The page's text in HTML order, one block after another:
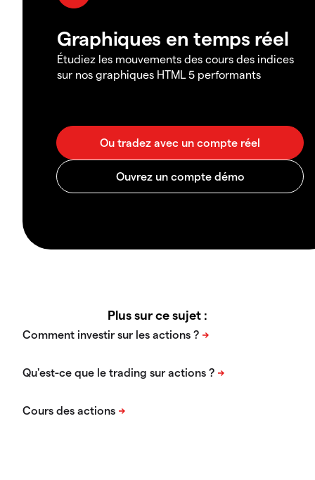
Graphiques en temps réel
Étudiez les mouvements des cours des indices
sur nos graphiques HTML 5 performants
Plus sur ce sujet :